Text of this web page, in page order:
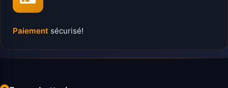
Paiement sécurisé!